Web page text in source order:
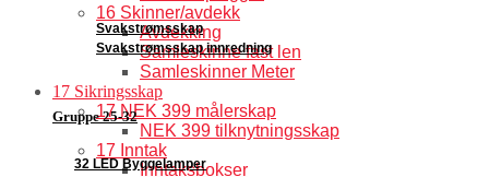
Svakstrømsskap
Svakstrømsskap innredning
Gruppe 25-32
32 LED Byggelamper
16 Skinner/avdekk
Avdekking
Samleskinne fast len
Samleskinner Meter
17 Sikringsskap
17 NEK 399 målerskap
NEK 399 tilknytningsskap
17 Inntak
Inntaksbokser